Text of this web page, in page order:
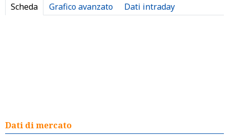
Scheda Grafico avanzato Dati intraday
Dati di mercato